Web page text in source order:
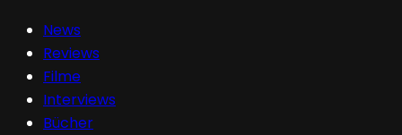
News
Reviews
Filme
Interviews
Bücher